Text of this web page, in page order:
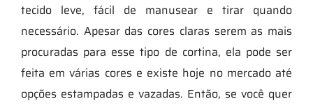
tecido leve, fácil de manusear e tirar quando
necessário. Apesar das cores claras serem as mais
procuradas para esse tipo de cortina, ela pode ser
feita em várias cores e existe hoje no mercado até
opções estampadas e vazadas. Então, se você quer